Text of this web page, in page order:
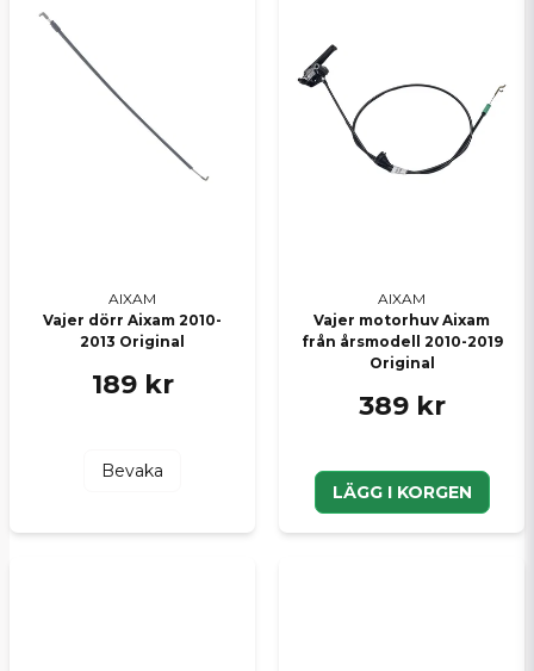
AIXAM
Vajer dörr Aixam 2010-
2013 Original
189 kr
Bevaka
AIXAM
Vajer motorhuv Aixam
från årsmodell 2010-2019
Original
389 kr
LÄGG I KORGEN
Ja, ni kan publicera min fråga